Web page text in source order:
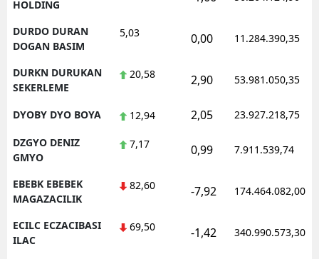
HOLDING
DURDO DURAN
DOGAN BASIM
5,03 0,00 11.284.390,35
DURKN DURUKAN
SEKERLEME
20,58 2,90 53.981.050,35
DYOBY DYO BOYA 12,94 2,05 23.927.218,75
DZGYO DENIZ
GMYO
7,17 0,99 7.911.539,74
EBEBK EBEBEK
MAGAZACILIK
82,60 -7,92 174.464.082,00
ECILC ECZACIBASI
ILAC
69,50 -1,42 340.990.573,30